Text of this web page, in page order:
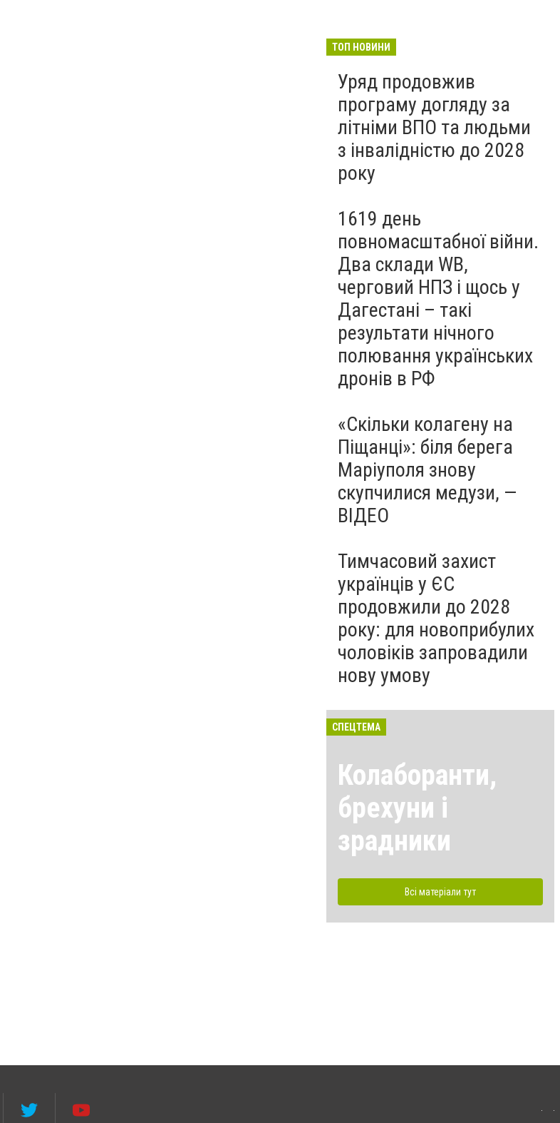
адміністрація оскаржує
судами право власності на
житло
Вчора
ТОП НОВИНИ
Уряд продовжив
програму догляду за
літніми ВПО та людьми
з інвалідністю до 2028
року
1619 день
повномасштабної війни.
Два склади WB,
черговий НПЗ і щось у
Дагестані – такі
результати нічного
полювання українських
дронів в РФ
«Скільки колагену на
Піщанці»: біля берега
Маріуполя знову
скупчилися медузи, —
ВІДЕО
Тимчасовий захист
українців у ЄС
продовжили до 2028
року: для новоприбулих
чоловіків запровадили
нову умову
СПЕЦТЕМА
Колаборанти,
брехуни і
зрадники
Всі матеріали тут